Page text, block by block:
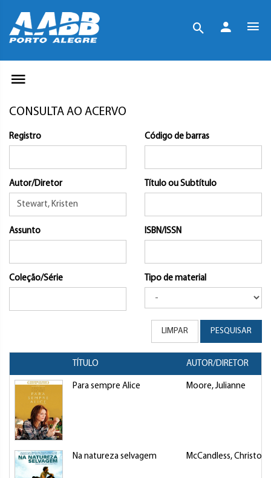
CONSULTA AO ACERVO
Registro Código de barras
Autor/Diretor Título ou Subtítulo
Assunto ISBN/ISSN
Coleção/Série Tipo de material
LIMPAR PESQUISAR
TÍTULO AUTOR/DIRETOR
Para sempre Alice Moore, Julianne
Na natureza selvagem McCandless,